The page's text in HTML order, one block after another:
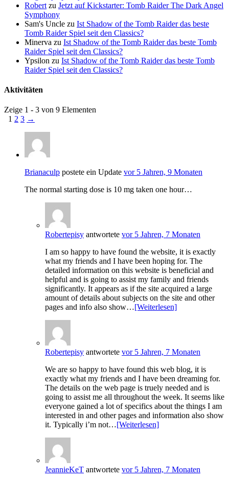
Robert zu Jetzt auf Kickstarter: Tomb Raider The Dark Angel
Symphony
Sam's Uncle zu Ist Shadow of the Tomb Raider das beste
Tomb Raider Spiel seit den Classics?
Minerva zu Ist Shadow of the Tomb Raider das beste Tomb
Raider Spiel seit den Classics?
Ypsilon zu Ist Shadow of the Tomb Raider das beste Tomb
Raider Spiel seit den Classics?
Aktivitäten
Zeige 1 - 3 von 9 Elementen
1 2 3 →
Brianaculp postete ein Update vor 5 Jahren, 9 Monaten
The normal starting dose is 10 mg taken one hour…
Robertepisy antwortete vor 5 Jahren, 7 Monaten
I am so happy to have found the website, it is exactly
what my friends and I have been hoping for. The
detailed information on this website is beneficial and
helpful and is going to assist my family and friends
significantly. It appears as if the site acquired a large
amount of details about subjects on the site and other
pages and info also show…[Weiterlesen]
Robertepisy antwortete vor 5 Jahren, 7 Monaten
We are so happy to have found this web blog, it is
exactly what my friends and I have been dreaming for.
The details on the web page is truely needed and is
going to assist me all throughout the week. It seems like
everyone gained a lot of specifics about the things I am
interested in and other pages and information also show
it. Typically i’m not…[Weiterlesen]
JeannieKeT antwortete vor 5 Jahren, 7 Monaten